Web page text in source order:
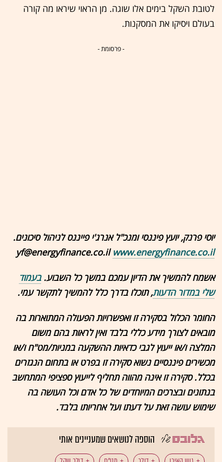
לטובת השקל בימים אלו שוגה. מן הראוי שיראו מה קורה
בעולם ויסיקו את המסקנות.
- פרסומת -
יוסי פרנק, יועץ פיננסי ומנכ"ל אנרג'י פייננס לניהול סיכונים.
yf@energyfinance.co.ilwww.energyfinance.co.il
אשמח להמשיך את הדיון עמכם במשך כל השבוע.בעמוד
שלי במדור הדעות, תוכלו בדרך כלל להמשיך לתקשר עמי.
החומר הכלול בסקירה זו ואפשרויות הפעולה המתוארות בה
מובאים לצורך מידע כללי בלבד ואין לראות בהם משום
המלצה ו/או ייעוץ לגבי כדאיות ההשקעה במניות/מט"ח ו/או
מכשירים פיננסיים נשוא סקירה זו בפרט או בתחום הנגזרים
בכלל. סקירה זו אינה מהווה תחליף לייעוץ ספציפי המתחשב
בנתונים ובצרכים המיוחדים של כל אדם וכל העושה בה
שימוש עושה זאת על דעתו ועל אחריותו בלבד.
הוספה לנושאים שמעניינים אותי